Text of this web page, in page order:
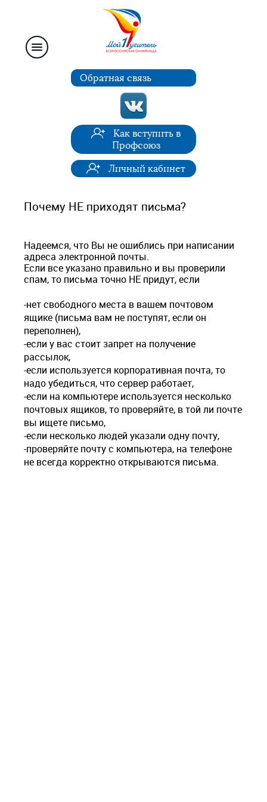
Обратная связь
Как вступить в
Профсоюз
Личный кабинет
Почему НЕ приходят письма?
Надеемся, что Вы не ошиблись при написании
адреса электронной почты.
Если все указано правильно и вы проверили
спам, то письма точно НЕ придут, если
-нет свободного места в вашем почтовом
ящике (письма вам не поступят, если он
переполнен),
-если у вас стоит запрет на получение
рассылок,
-если используется корпоративная почта, то
надо убедиться, что сервер работает,
-если на компьютере используется несколько
почтовых ящиков, то проверяйте, в той ли почте
вы ищете письмо,
-если несколько людей указали одну почту,
-проверяйте почту с компьютера, на телефоне
не всегда корректно открываются письма.